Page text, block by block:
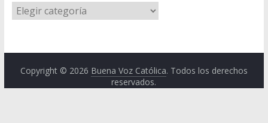
Copyright © 2026 Buena Voz Católica. Todos los derechos
reservados.